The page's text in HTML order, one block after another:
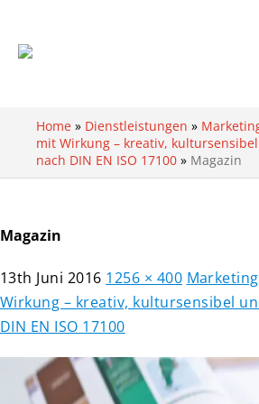
Home » Dienstleistungen »
mit Wirkung – kreativ,
nach DIN EN ISO 17100 » Magazin
Magazin
13th Juni 2016 1256 × 400
Wirkung – kreativ, kultursensibel
DIN EN ISO 17100